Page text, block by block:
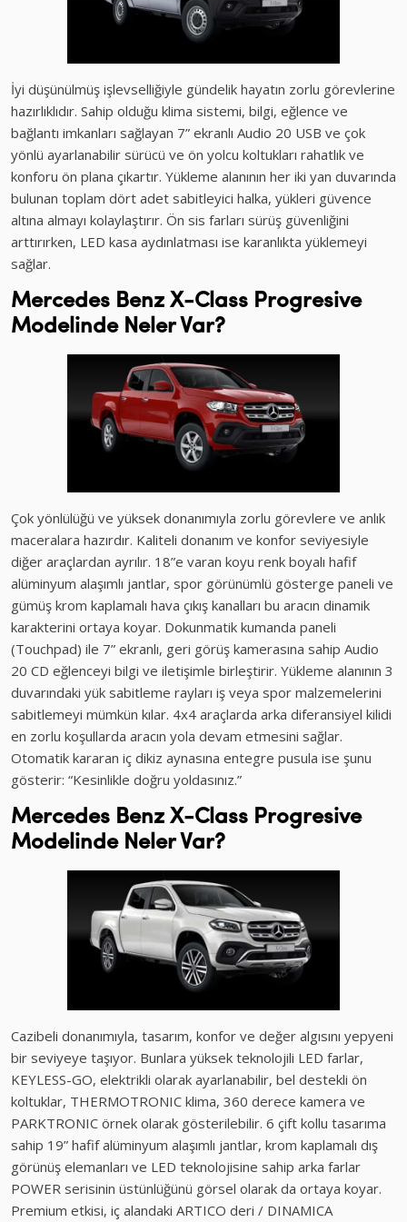
İyi düşünülmüş işlevselliğiyle gündelik hayatın zorlu görevlerine
hazırlıklıdır. Sahip olduğu klima sistemi, bilgi, eğlence ve
bağlantı imkanları sağlayan 7” ekranlı Audio 20 USB ve çok
yönlü ayarlanabilir sürücü ve ön yolcu koltukları rahatlık ve
konforu ön plana çıkartır. Yükleme alanının her iki yan duvarında
bulunan toplam dört adet sabitleyici halka, yükleri güvence
altına almayı kolaylaştırır. Ön sis farları sürüş güvenliğini
arttırırken, LED kasa aydınlatması ise karanlıkta yüklemeyi
sağlar.
Mercedes Benz X-Class Progresive
Modelinde Neler Var?
Çok yönlülüğü ve yüksek donanımıyla zorlu görevlere ve anlık
maceralara hazırdır. Kaliteli donanım ve konfor seviyesiyle
diğer araçlardan ayrılır. 18”e varan koyu renk boyalı hafif
alüminyum alaşımlı jantlar, spor görünümlü gösterge paneli ve
gümüş krom kaplamalı hava çıkış kanalları bu aracın dinamik
karakterini ortaya koyar. Dokunmatik kumanda paneli
(Touchpad) ile 7” ekranlı, geri görüş kamerasına sahip Audio
20 CD eğlenceyi bilgi ve iletişimle birleştirir. Yükleme alanının 3
duvarındaki yük sabitleme rayları iş veya spor malzemelerini
sabitlemeyi mümkün kılar. 4x4 araçlarda arka diferansiyel kilidi
en zorlu koşullarda aracın yola devam etmesini sağlar.
Otomatik kararan iç dikiz aynasına entegre pusula ise şunu
gösterir: “Kesinlikle doğru yoldasınız.”
Mercedes Benz X-Class Progresive
Modelinde Neler Var?
Cazibeli donanımıyla, tasarım, konfor ve değer algısını yepyeni
bir seviyeye taşıyor. Bunlara yüksek teknolojili LED farlar,
KEYLESS-GO, elektrikli olarak ayarlanabilir, bel destekli ön
koltuklar, THERMOTRONIC klima, 360 derece kamera ve
PARKTRONIC örnek olarak gösterilebilir. 6 çift kollu tasarıma
sahip 19” hafif alüminyum alaşımlı jantlar, krom kaplamalı dış
görünüş elemanları ve LED teknolojisine sahip arka farlar
POWER serisinin üstünlüğünü görsel olarak da ortaya koyar.
Premium etkisi, iç alandaki ARTICO deri / DINAMICA